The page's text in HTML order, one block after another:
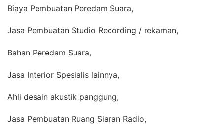
Biaya Pembuatan Peredam Suara,
Jasa Pembuatan Studio Recording / rekaman,
Bahan Peredam Suara,
Jasa Interior Spesialis lainnya,
Ahli desain akustik panggung,
Jasa Pembuatan Ruang Siaran Radio,